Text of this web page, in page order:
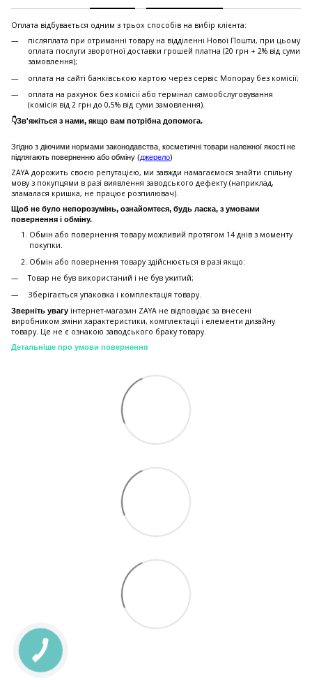
Оплата відбувається одним з трьох способів на вибір клієнта:
післяплата при отриманні товару на відділенні Нової Пошти, при цьому
оплата послуги зворотної доставки грошей платна (20 грн + 2% від суми
замовлення);
оплата на сайті банківською картою через сервіс Monopay без комісії;
оплата на рахунок без комісії або термінал самообслуговування
(комісія від 2 грн до 0,5% від суми замовлення).
👇Зв'яжіться з нами, якщо вам потрібна допомога.
Згідно з діючими нормами законодавства, косметичні товари належної якості не
підлягають поверненню або обміну (джерело)
ZAYA дорожить своєю репутацією, ми завжди намагаємося знайти спільну
мову з покупцями в разі виявлення заводського дефекту (наприклад,
зламалася кришка, не працює розпилювач).
Щоб не було непорозумінь, ознайомтеся, будь ласка, з умовами
повернення і обміну.
Обмін або повернення товару можливий протягом 14 днів з моменту
покупки.
Обмiн або повернення товару здійснюється в разі якщо:
Товар не був використаний і не був ужитий;
Зберiгається упаковка і комплектація товару.
Зверніть увагу інтернет-магазин ZAYA не відповідає за внесені
виробником зміни характеристики, комплектації і елементи дизайну
товару. Це не є ознакою заводського браку товару.
Детальніше про умови повернення